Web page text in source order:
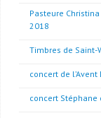
Pasteure
2018
Timbres de
concert de
concert